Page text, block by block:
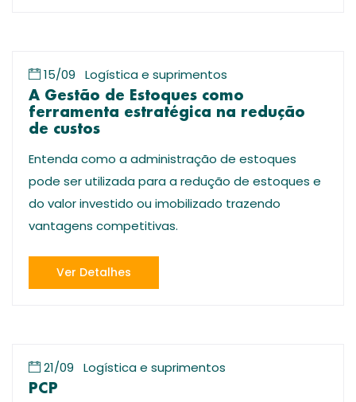
15/09 Logística e suprimentos
A Gestão de Estoques como
ferramenta estratégica na redução
de custos
Entenda como a administração de estoques
pode ser utilizada para a redução de estoques e
do valor investido ou imobilizado trazendo
vantagens competitivas.
Ver Detalhes
21/09 Logística e suprimentos
PCP